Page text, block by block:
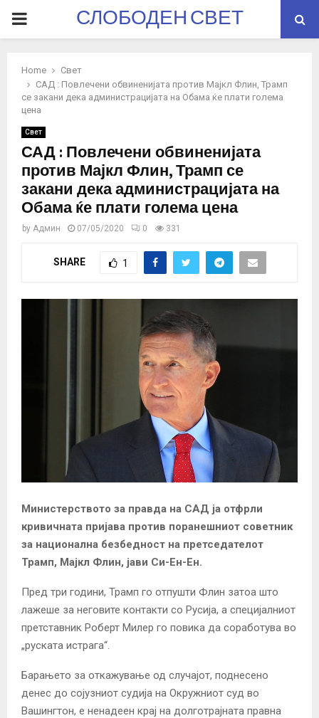
PRIMARYСЛОБОДЕН СВЕТ
Home
Свет
САД : Повлечени обвиненијата против Мајкл Флин, Трамп
се закани дека администрацијата на Обама ќе плати голема
цена
Свет
САД : Повлечени обвиненијата
против Мајкл Флин, Трамп се
закани дека администрацијата на
Обама ќе плати голема цена
by Админ 07/05/2020 0 331
SHARE 1
Министерството за правда на САД ја отфрли
кривичната пријава против поранешниот советник
за национална безбедност на претседателот
Трамп, Мајкл Флин, јави Си-Ен-Ен.
Пред три години, Трамп го отпушти Флин затоа што
лажеше за неговите контакти со Русија, а специјалниот
претставник Роберт Милер го повика да соработува во
„руската истрага“.
Барањето за откажување од случајот, поднесено
денес до сојузниот судија на Окружниот суд во
Вашингтон, е ненадеен крај на долготрајната правна